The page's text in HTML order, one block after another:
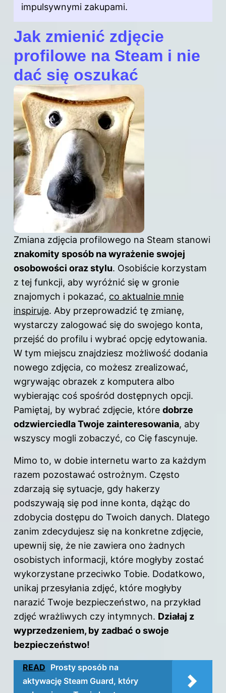
impulsywnymi zakupami.
Jak zmienić zdjęcie
profilowe na Steam i nie
dać się oszukać
Zmiana zdjęcia profilowego na Steam stanowi
znakomity sposób na wyrażenie swojej
osobowości oraz stylu. Osobiście korzystam
z tej funkcji, aby wyróżnić się w gronie
znajomych i pokazać, co aktualnie mnie
inspiruje. Aby przeprowadzić tę zmianę,
wystarczy zalogować się do swojego konta,
przejść do profilu i wybrać opcję edytowania.
W tym miejscu znajdziesz możliwość dodania
nowego zdjęcia, co możesz zrealizować,
wgrywając obrazek z komputera albo
wybierając coś spośród dostępnych opcji.
Pamiętaj, by wybrać zdjęcie, które dobrze
odzwierciedla Twoje zainteresowania, aby
wszyscy mogli zobaczyć, co Cię fascynuje.
Mimo to, w dobie internetu warto za każdym
razem pozostawać ostrożnym. Często
zdarzają się sytuacje, gdy hakerzy
podszywają się pod inne konta, dążąc do
zdobycia dostępu do Twoich danych. Dlatego
zanim zdecydujesz się na konkretne zdjęcie,
upewnij się, że nie zawiera ono żadnych
osobistych informacji, które mogłyby zostać
wykorzystane przeciwko Tobie. Dodatkowo,
unikaj przesyłania zdjęć, które mogłyby
narazić Twoje bezpieczeństwo, na przykład
zdjęć wrażliwych czy intymnych. Działaj z
wyprzedzeniem, by zadbać o swoje
bezpieczeństwo!
READ Prosty sposób na
aktywację Steam Guard, który